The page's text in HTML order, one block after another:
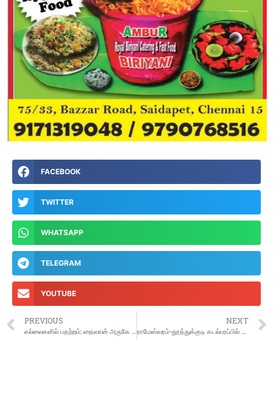
FACEBOOK
TWITTER
WHATSAPP
TELEGRAM
YOUTUBE
PREVIOUS NEXT